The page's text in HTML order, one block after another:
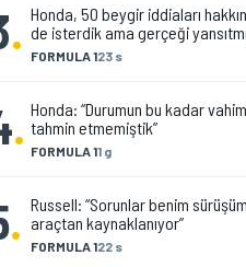
. FORMULA 123 s
Honda, 50 beygir iddiaları
de isterdik ama gerçeği
. FORMULA 11 g
Honda: “Durumun bu kadar
tahmin etmemiştik”
. FORMULA 122 s
Russell: “Sorunlar benim
araçtan kaynaklanıyor”